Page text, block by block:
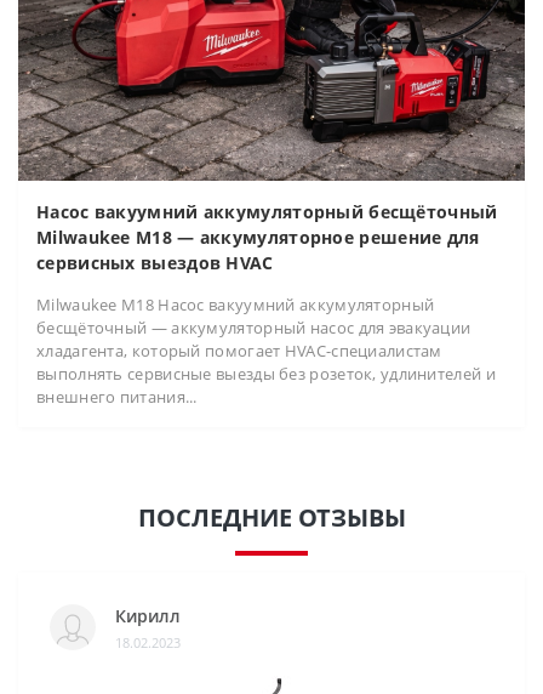
Насос вакуумний аккумуляторный бесщёточный
Milwaukee M18 — аккумуляторное решение для
сервисных выездов HVAC
Milwaukee M18 Насос вакуумний аккумуляторный
бесщёточный — аккумуляторный насос для эвакуации
хладагента, который помогает HVAC-специалистам
выполнять сервисные выезды без розеток, удлинителей и
внешнего питания...
ПОСЛЕДНИЕ ОТЗЫВЫ
Кирилл
18.02.2023